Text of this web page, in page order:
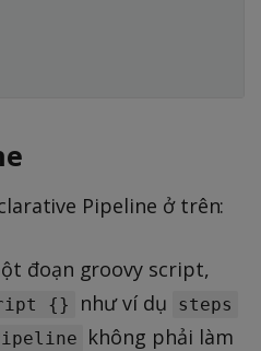
Pipeline ở trên:
đoạn groovy script,
{} như ví dụ steps
không phải làm